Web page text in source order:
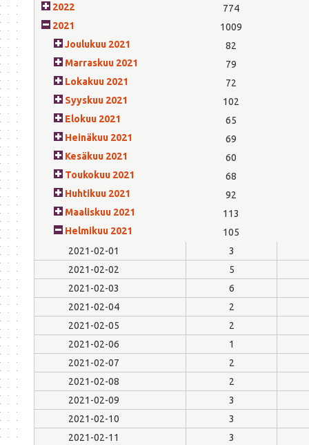
2022
774
2021
1009
Joulukuu 2021
82
Marraskuu 2021
79
Lokakuu 2021
72
Syyskuu 2021
102
Elokuu 2021
65
Heinäkuu 2021
69
Kesäkuu 2021
60
Toukokuu 2021
68
Huhtikuu 2021
92
Maaliskuu 2021
113
Helmikuu 2021
105
2021-02-01
3
2021-02-02
5
2021-02-03
6
2021-02-04
2
2021-02-05
2
2021-02-06
1
2021-02-07
2
2021-02-08
2
2021-02-09
3
2021-02-10
3
2021-02-11
3